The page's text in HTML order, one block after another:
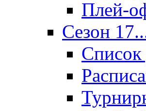
Плей-
Сезон
Список